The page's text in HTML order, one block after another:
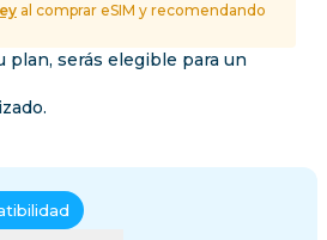
al comprar eSIM y recomendando
plan, serás elegible para un